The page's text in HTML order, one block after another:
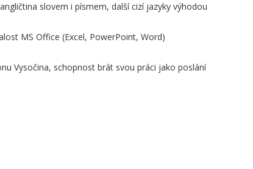
slovem i písmem, další cizí jazyky výhodou
MS Office (Excel, PowerPoint, Word)
Vysočina, schopnost brát svou práci jako poslání